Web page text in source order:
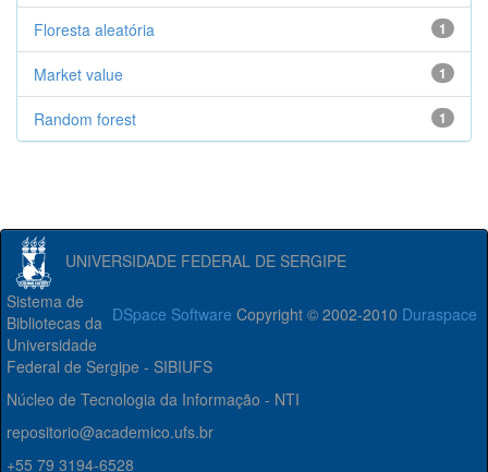
1
Floresta aleatória
1
Market value
1
Random forest
UNIVERSIDADE FEDERAL DE SERGIPE
DSpace Software Copyright © 2002-2010 Duraspace
Sistema de
Bibliotecas da
Universidade
Federal de Sergipe - SIBIUFS
Núcleo de Tecnologia da Informação - NTI
repositorio@academico.ufs.br
+55 79 3194-6528